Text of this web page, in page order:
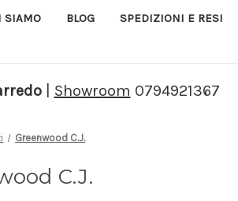
SIAMO BLOG SPEDIZIONI E RESI
| Showroom 0794921367
Greenwood C.J.
C.J.